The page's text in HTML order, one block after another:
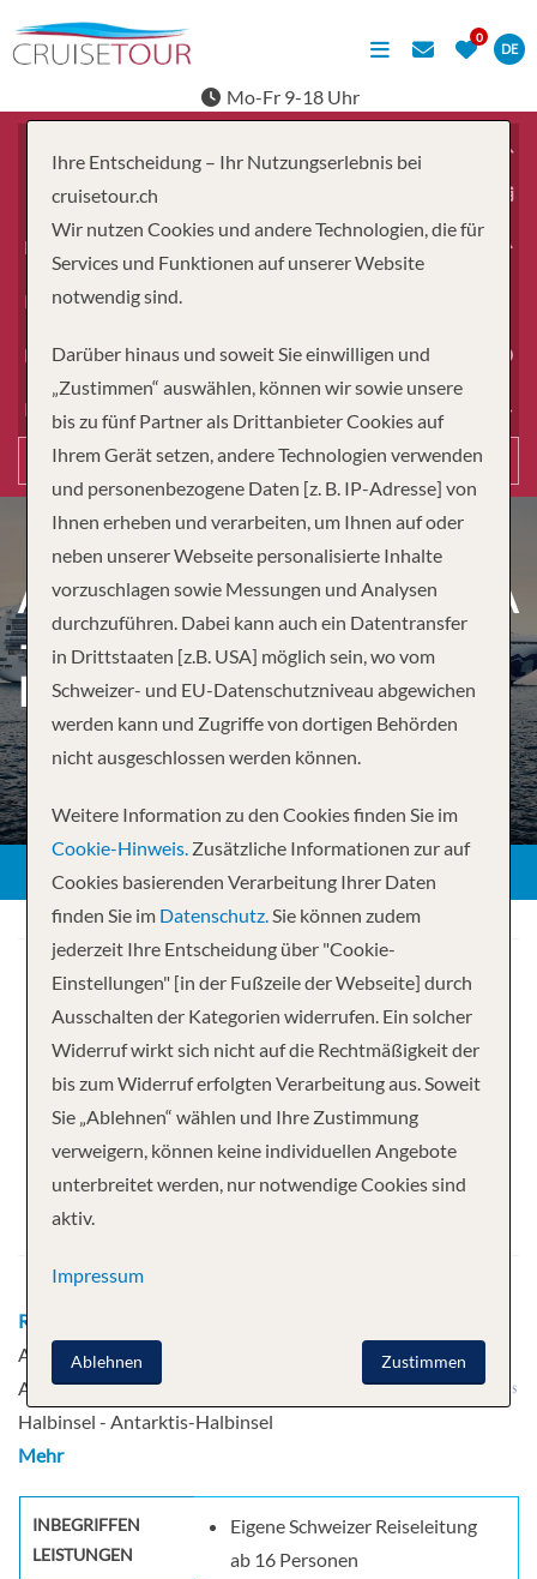
DE
Mo-Fr 9-18 Uhr
Erwachsene
Kinder
Dauer
Reiseart
Suchen
ANTARKTIS & SÜDAMERIKA
– NATURWUNDER AM
ENDE DER WELT
Ihre Kreuzfahrt
20 Nächte Sapphire Princess
Abfahrt
Route
Aires - Buenos Aires - Punta Arenas, Chile - Ushuaia -
Antarktis-Halbinsel - Antarktis-Halbinsel - Antarktis-
Halbinsel - Antarktis-Halbinsel
Mehr
INBEGRIFFEN
LEISTUNGEN
Eigene Schweizer Reiseleitung
ab 16 Personen
Ihre Entscheidung – Ihr Nutzungserlebnis bei
cruisetour.ch
Wir nutzen Cookies und andere Technologien, die für
Services und Funktionen auf unserer Website
notwendig sind.
Darüber hinaus und soweit Sie einwilligen und
„Zustimmen“ auswählen, können wir sowie unsere
bis zu fünf Partner als Drittanbieter Cookies auf
Ihrem Gerät setzen, andere Technologien verwenden
und personenbezogene Daten [z. B. IP-Adresse] von
Ihnen erheben und verarbeiten, um Ihnen auf oder
neben unserer Webseite personalisierte Inhalte
vorzuschlagen sowie Messungen und Analysen
durchzuführen. Dabei kann auch ein Datentransfer
in Drittstaaten [z.B. USA] möglich sein, wo vom
Schweizer- und EU-Datenschutzniveau abgewichen
werden kann und Zugriffe von dortigen Behörden
nicht ausgeschlossen werden können.
Weitere Information zu den Cookies finden Sie im
Cookie-Hinweis. Zusätzliche Informationen zur auf
Cookies basierenden Verarbeitung Ihrer Daten
finden Sie im Datenschutz.Sie können zudem
jederzeit Ihre Entscheidung über "Cookie-
Einstellungen" [in der Fußzeile der Webseite] durch
Ausschalten der Kategorien widerrufen. Ein solcher
Widerruf wirkt sich nicht auf die Rechtmäßigkeit der
bis zum Widerruf erfolgten Verarbeitung aus. Soweit
Sie „Ablehnen“ wählen und Ihre Zustimmung
verweigern, können keine individuellen Angebote
unterbreitet werden, nur notwendige Cookies sind
aktiv.
Impressum
Zustimmen
Ablehnen